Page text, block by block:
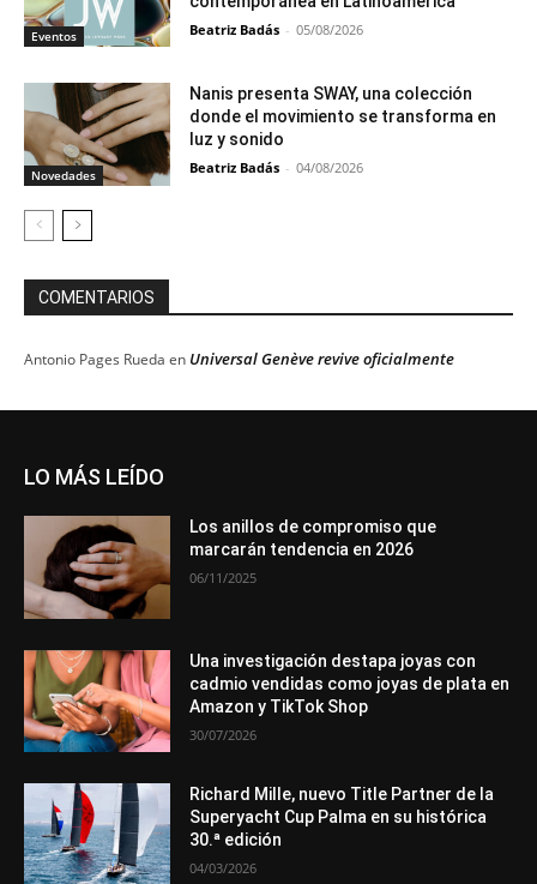
Eventos Beatriz Badás - 05/08/2026
Novedades
Nanis presenta SWAY, una colección
donde el movimiento se transforma en
luz y sonido
Beatriz Badás - 04/08/2026
COMENTARIOS
Antonio Pages Rueda en Universal Genève revive oficialmente
LO MÁS LEÍDO
Los anillos de compromiso que
marcarán tendencia en 2026
06/11/2025
Una investigación destapa joyas con
cadmio vendidas como joyas de plata en
Amazon y TikTok Shop
30/07/2026
Richard Mille, nuevo Title Partner de la
Superyacht Cup Palma en su histórica
30.ª edición
04/03/2026